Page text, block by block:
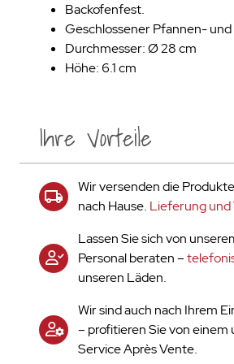
Ihre Vorteile
Wir versenden die
nach Hause. Lieferung und
Lassen Sie sich von
Personal beraten –
unseren Läden.
Wir sind auch nach Ihrem
– profitieren Sie von einem
Service Après Vente.
Backofenfest.
Geschlossener Pfannen-
Durchmesser: Ø 28 cm
Höhe: 6.1 cm